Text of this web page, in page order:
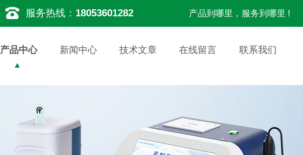
服务热线： 18053601282 产品到哪里，服务到哪里 !
产品中心 新闻中心 技术文章 在线留言 联系我们